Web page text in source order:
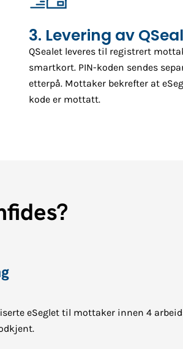
3. Levering av
QSealet leveres til registrert
smartkort. PIN-koden sendes
etterpå. Mottaker bekrefter at
kode er mottatt.
eSeglet til mottaker innen 4